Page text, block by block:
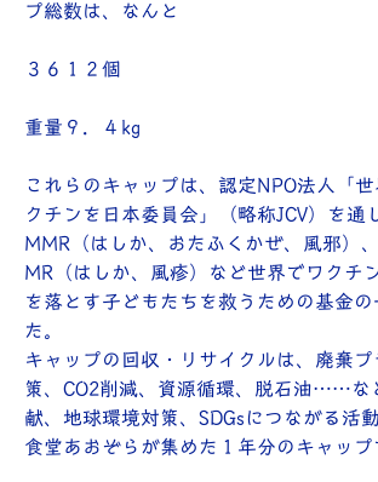
プ総数は、なんと
３６１２個
重量９．４kg
これらのキャップは、認定NPO法人「
クチンを日本委員会」（略称JCV）を通
MMR（はしか、おたふくかぜ、風邪）、
MR（はしか、風疹）など世界でワクチ
を落とす子どもたちを救うための基金の
た。
キャップの回収・リサイクルは、廃棄
策、CO2削減、資源循環、脱石油……な
献、地球環境対策、SDGsにつながる活
食堂あおぞらが集めた１年分のキャップ